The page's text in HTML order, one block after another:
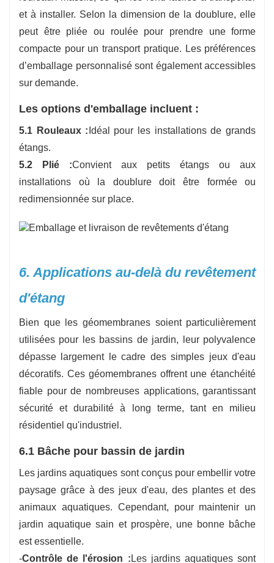
et à installer. Selon la dimension de la doublure, elle
peut être pliée ou roulée pour prendre une forme
compacte pour un transport pratique. Les préférences
d’emballage personnalisé sont également accessibles
sur demande.
Les options d'emballage incluent :
5.1 Rouleaux : Idéal pour les installations de grands
étangs.
5.2 Plié :Convient aux petits étangs ou aux
installations où la doublure doit être formée ou
redimensionnée sur place.
6. Applications au-delà du revêtement
d'étang
Bien que les géomembranes soient particulièrement
utilisées pour les bassins de jardin, leur polyvalence
dépasse largement le cadre des simples jeux d'eau
décoratifs. Ces géomembranes offrent une étanchéité
fiable pour de nombreuses applications, garantissant
sécurité et durabilité à long terme, tant en milieu
résidentiel qu'industriel.
6.1 Bâche pour bassin de jardin
Les jardins aquatiques sont conçus pour embellir votre
paysage grâce à des jeux d'eau, des plantes et des
animaux aquatiques. Cependant, pour maintenir un
jardin aquatique sain et prospère, une bonne bâche
est essentielle.
-Contrôle de l'érosion : Les jardins aquatiques sont